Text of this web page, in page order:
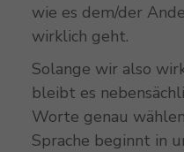
wie es dem/der
wirklich geht.
Solange wir also
bleibt es
Worte genau
Sprache beginnt in